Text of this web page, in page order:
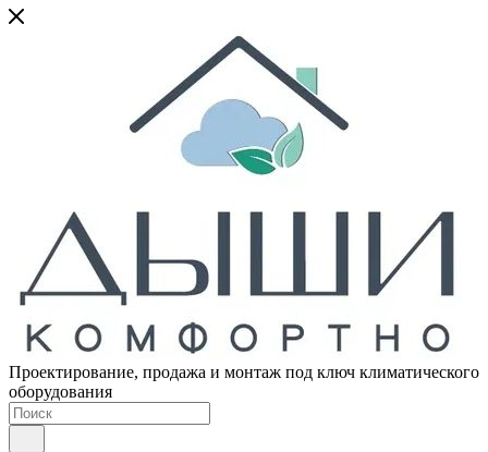
Проектирование, продажа и монтаж под ключ климатического
оборудования